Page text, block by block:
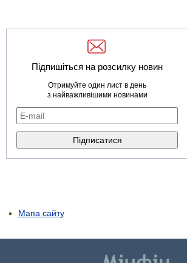
Підпишіться на розсилку новин
Отримуйте один лист в день
з найважливішими новинами
Мапа сайту